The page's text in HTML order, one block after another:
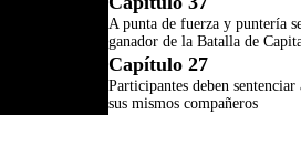
A punta de fuerza y puntería
ganador de la Batalla de
Capítulo 27
Participantes deben sentenciar
sus mismos compañeros